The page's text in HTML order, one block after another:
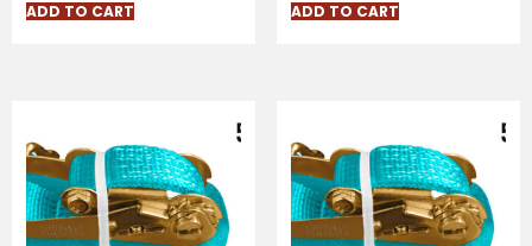
ADD TO CART ADD TO CART